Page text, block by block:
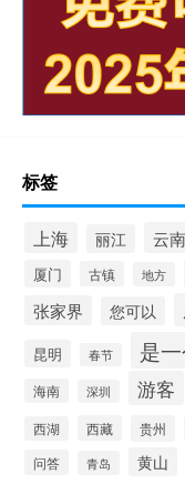
标签
上海 丽江 云南
厦门
古镇 地方
张家界 您可以
昆明 春节 是
海南 深圳 游客
西湖 西藏 贵州
问答 青岛 黄山